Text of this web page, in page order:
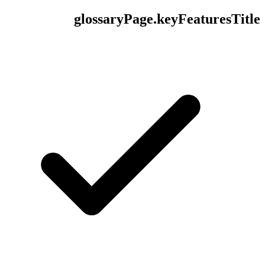
glossaryPage.keyFeaturesTitle